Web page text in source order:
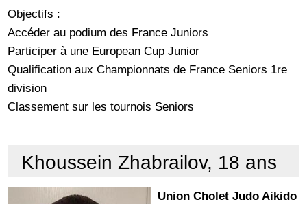
Objectifs :
Accéder au podium des France Juniors
Participer à une European Cup Junior
Qualification aux Championnats de France Seniors 1re
division
Classement sur les tournois Seniors
Khoussein Zhabrailov, 18 ans
Union Cholet Judo Aikido